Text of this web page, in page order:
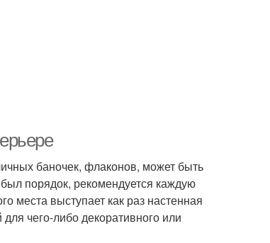
баночек, флаконов, может быть
порядок, рекомендуется каждую
места выступает как раз настенная
чего-либо декоративного или